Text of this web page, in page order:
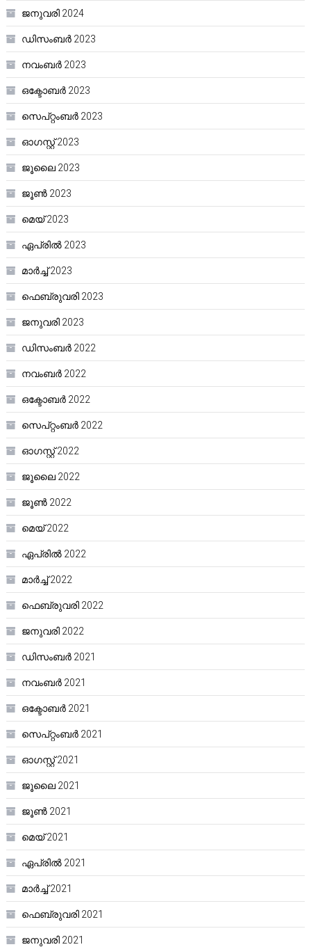
ജനുവരി 2024
ഡിസംബർ 2023
നവംബർ 2023
ഒക്ടോബർ 2023
സെപ്റ്റംബർ 2023
ഓഗസ്റ്റ്‌ 2023
ജൂലൈ 2023
ജൂൺ 2023
മെയ്‌ 2023
ഏപ്രിൽ 2023
മാർച്ച്‌ 2023
ഫെബ്രുവരി 2023
ജനുവരി 2023
ഡിസംബർ 2022
നവംബർ 2022
ഒക്ടോബർ 2022
സെപ്റ്റംബർ 2022
ഓഗസ്റ്റ്‌ 2022
ജൂലൈ 2022
ജൂൺ 2022
മെയ്‌ 2022
ഏപ്രിൽ 2022
മാർച്ച്‌ 2022
ഫെബ്രുവരി 2022
ജനുവരി 2022
ഡിസംബർ 2021
നവംബർ 2021
ഒക്ടോബർ 2021
സെപ്റ്റംബർ 2021
ഓഗസ്റ്റ്‌ 2021
ജൂലൈ 2021
ജൂൺ 2021
മെയ്‌ 2021
ഏപ്രിൽ 2021
മാർച്ച്‌ 2021
ഫെബ്രുവരി 2021
ജനുവരി 2021